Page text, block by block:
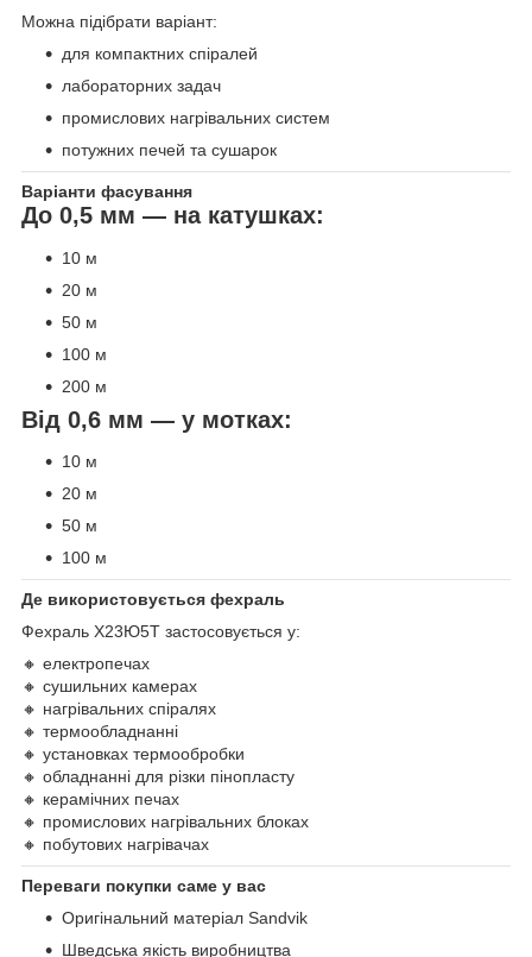
Можна підібрати варіант:
для компактних спіралей
лабораторних задач
промислових нагрівальних систем
потужних печей та сушарок
Варіанти фасування
До 0,5 мм — на катушках:
10 м
20 м
50 м
100 м
200 м
Від 0,6 мм — у мотках:
10 м
20 м
50 м
100 м
Де використовується фехраль
Фехраль Х23Ю5Т застосовується у:
🔸 електропечах
🔸 сушильних камерах
🔸 нагрівальних спіралях
🔸 термообладнанні
🔸 установках термообробки
🔸 обладнанні для різки пінопласту
🔸 керамічних печах
🔸 промислових нагрівальних блоках
🔸 побутових нагрівачах
Переваги покупки саме у вас
Оригінальний матеріал Sandvik
Шведська якість виробництва